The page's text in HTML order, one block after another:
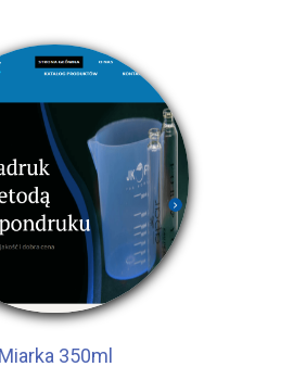
Miarka 350ml